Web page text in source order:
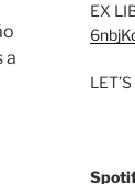
a
EX